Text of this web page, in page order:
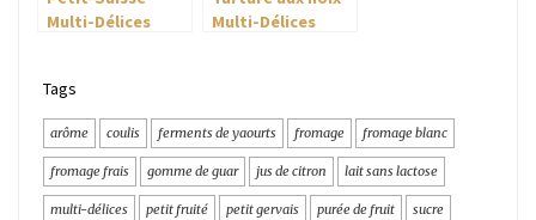
Multi-Délices
Multi-Délices
Tags
arôme coulis ferments de yaourts fromage fromage blanc
fromage frais gomme de guar jus de citron lait sans lactose
multi-délices petit fruité petit gervais purée de fruit sucre